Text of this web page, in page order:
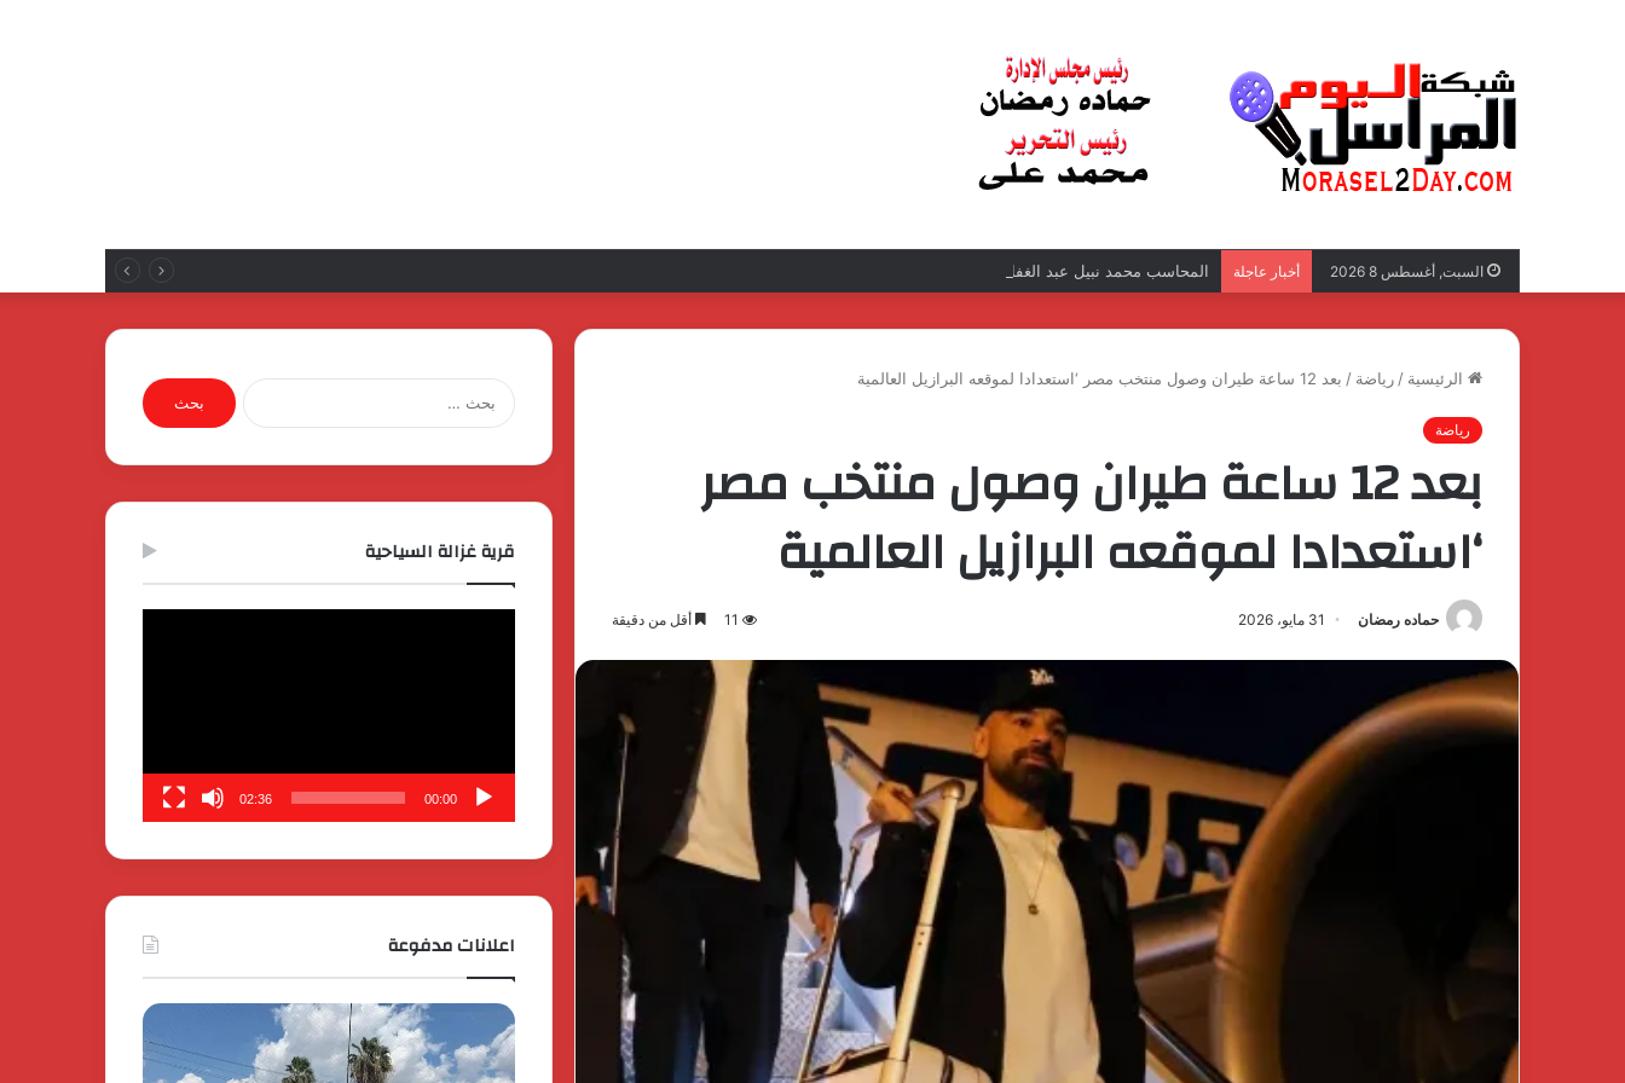
السبت, أغسطس 8 2026 أخبار عاجلة المحاسب محمد نبيل عبد الغفار فولي.. قيادة إدارية ناجحة على رأس فرع إيرادات طامية
الرئيسية / رياضة / بعد 12 ساعة طيران وصول منتخب مصر ‘استعدادا لموقعه البرازيل العالمية
رياضة
بعد 12 ساعة طيران وصول منتخب مصر
‘استعدادا لموقعه البرازيل العالمية
حماده رمضان 31 مايو، 2026 11 أقل من دقيقة
البحث
عن:
قرية غزالة السياحية
00:00
02:36
اعلانات مدفوعة
Group
بدعم
الدولة
المصرية
كايي
موتورز
للسيارات
تفاصيل
إطلاق
قمة